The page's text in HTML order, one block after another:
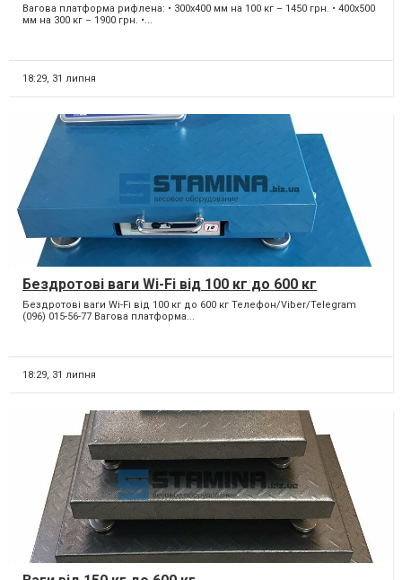
Вагова платформа рифлена: • 300х400 мм на 100 кг – 1450 грн. • 400х500
мм на 300 кг – 1900 грн. •...
18:29, 31 липня
Бездротові ваги Wi-Fi від 100 кг до 600 кг
Бездротові ваги Wi-Fi від 100 кг до 600 кг Телефон/Viber/Telegram
(096) 015-56-77 Вагова платформа...
18:29, 31 липня